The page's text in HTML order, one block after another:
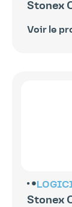
Stonex
Voir le
Stonex